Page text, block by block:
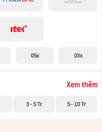
05x 03x
Xem thêm
3 - 5 Tr 5 - 10 Tr